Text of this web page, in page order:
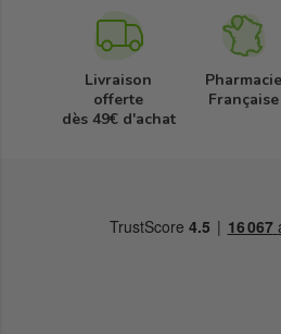
Livraison
offerte
dès 49€ d'achat
Pharmacie
Française